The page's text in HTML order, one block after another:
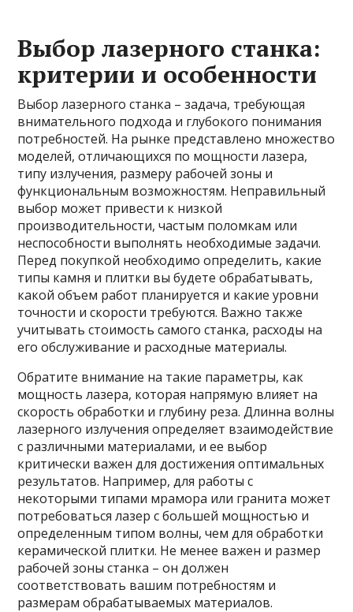
Выбор лазерного станка:
критерии и особенности
Выбор лазерного станка – задача, требующая
внимательного подхода и глубокого понимания
потребностей. На рынке представлено множество
моделей, отличающихся по мощности лазера,
типу излучения, размеру рабочей зоны и
функциональным возможностям. Неправильный
выбор может привести к низкой
производительности, частым поломкам или
неспособности выполнять необходимые задачи.
Перед покупкой необходимо определить, какие
типы камня и плитки вы будете обрабатывать,
какой объем работ планируется и какие уровни
точности и скорости требуются. Важно также
учитывать стоимость самого станка, расходы на
его обслуживание и расходные материалы.
Обратите внимание на такие параметры, как
мощность лазера, которая напрямую влияет на
скорость обработки и глубину реза. Длинна волны
лазерного излучения определяет взаимодействие
с различными материалами, и ее выбор
критически важен для достижения оптимальных
результатов. Например, для работы с
некоторыми типами мрамора или гранита может
потребоваться лазер с большей мощностью и
определенным типом волны, чем для обработки
керамической плитки. Не менее важен и размер
рабочей зоны станка – он должен
соответствовать вашим потребностям и
размерам обрабатываемых материалов.